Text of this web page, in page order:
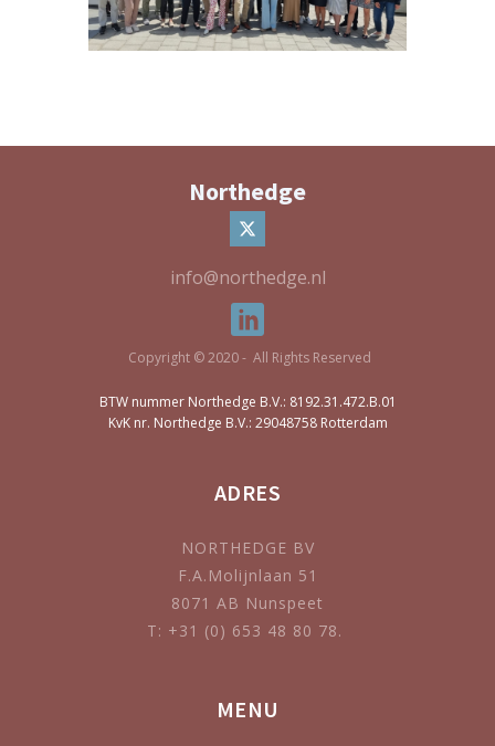
Northedge
info@northedge.nl
Copyright © 2020 - All Rights Reserved
BTW nummer Northedge B.V.: 8192.31.472.B.01
KvK nr. Northedge B.V.: 29048758 Rotterdam
ADRES
NORTHEDGE BV
F.A.Molijnlaan 51
8071 AB Nunspeet
T: +31 (0) 653 48 80 78.
MENU